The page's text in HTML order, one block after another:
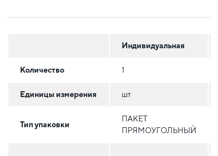
Индивидуальная
Количество 1
Единицы измерения шт
Тип упаковки
ПАКЕТ
ПРЯМОУГОЛЬНЫЙ